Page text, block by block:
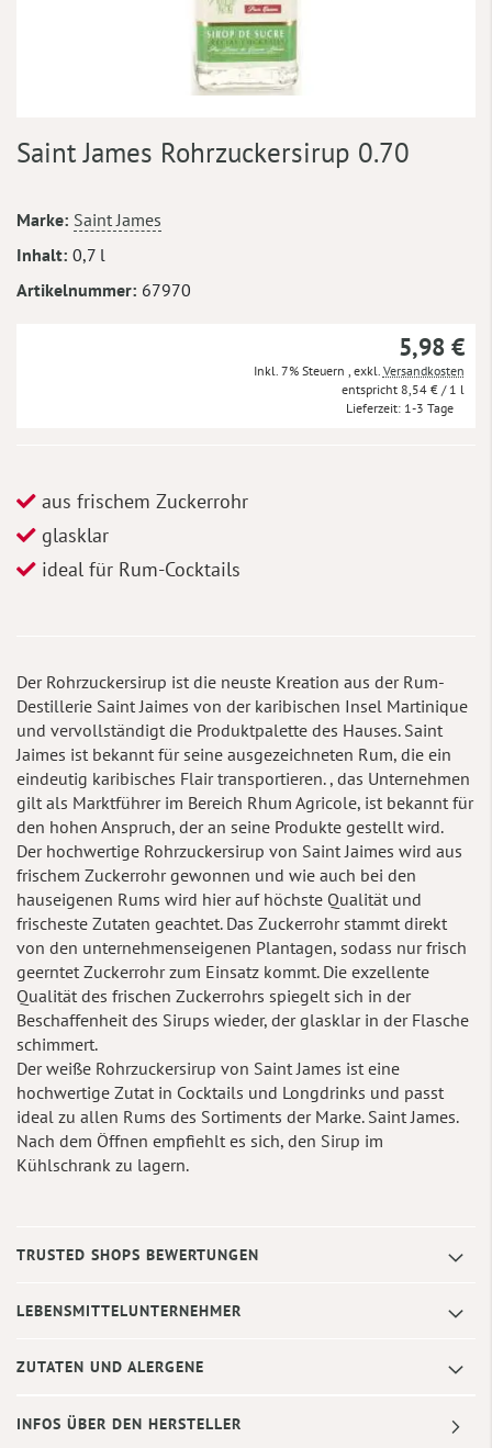
Anfang
springen
Saint James Rohrzuckersirup 0.70
Mehr
Informationen
Marke Saint James
Inhalt 0,7 l
Artikelnummer 67970
5,98 €
Inkl. 7% Steuern exkl. Versandkosten
8,54 € / 1 l
Lieferzeit 1-3 Tage
aus frischem Zuckerrohr
glasklar
ideal für Rum-Cocktails
Der Rohrzuckersirup ist die neuste Kreation aus der Rum-
Destillerie Saint Jaimes von der karibischen Insel Martinique
und vervollständigt die Produktpalette des Hauses. Saint
Jaimes ist bekannt für seine ausgezeichneten Rum, die ein
eindeutig karibisches Flair transportieren. , das Unternehmen
gilt als Marktführer im Bereich Rhum Agricole, ist bekannt für
den hohen Anspruch, der an seine Produkte gestellt wird.
Der hochwertige Rohrzuckersirup von Saint Jaimes wird aus
frischem Zuckerrohr gewonnen und wie auch bei den
hauseigenen Rums wird hier auf höchste Qualität und
frischeste Zutaten geachtet. Das Zuckerrohr stammt direkt
von den unternehmenseigenen Plantagen, sodass nur frisch
geerntet Zuckerrohr zum Einsatz kommt. Die exzellente
Qualität des frischen Zuckerrohrs spiegelt sich in der
Beschaffenheit des Sirups wieder, der glasklar in der Flasche
schimmert.
Der weiße Rohrzuckersirup von Saint James ist eine
hochwertige Zutat in Cocktails und Longdrinks und passt
ideal zu allen Rums des Sortiments der Marke. Saint James.
Nach dem Öffnen empfiehlt es sich, den Sirup im
Kühlschrank zu lagern.
TRUSTED SHOPS BEWERTUNGEN
LEBENSMITTELUNTERNEHMER
ZUTATEN UND ALERGENE
INFOS ÜBER DEN HERSTELLER